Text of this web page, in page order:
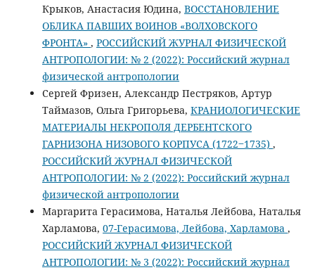
Крыков, Анастасия Юдина, ВОССТАНОВЛЕНИЕ
ОБЛИКА ПАВШИХ ВОИНОВ «ВОЛХОВСКОГО
ФРОНТА» , РОССИЙСКИЙ ЖУРНАЛ ФИЗИЧЕСКОЙ
АНТРОПОЛОГИИ: № 2 (2022): Российский журнал
физической антропологии
Сергей Фризен, Александр Пестряков, Артур
Таймазов, Ольга Григорьева, КРАНИОЛОГИЧЕСКИЕ
МАТЕРИАЛЫ НЕКРОПОЛЯ ДЕРБЕНТСКОГО
ГАРНИЗОНА НИЗОВОГО КОРПУСА (1722‒1735) ,
РОССИЙСКИЙ ЖУРНАЛ ФИЗИЧЕСКОЙ
АНТРОПОЛОГИИ: № 2 (2022): Российский журнал
физической антропологии
Маргарита Герасимова, Наталья Лейбова, Наталья
Харламова, 07-Герасимова, Лейбова, Харламова ,
РОССИЙСКИЙ ЖУРНАЛ ФИЗИЧЕСКОЙ
АНТРОПОЛОГИИ: № 3 (2022): Российский журнал